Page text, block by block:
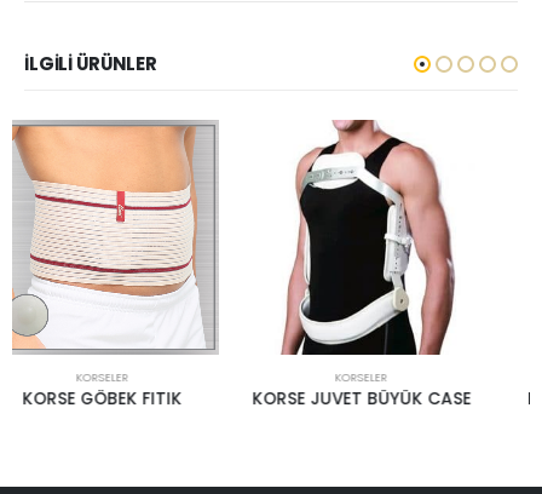
İLGILI ÜRÜNLER
KORSELER
KORSE JUVET BÜYÜK CASE
KORSELER
DORSOLUMBAR KORSE